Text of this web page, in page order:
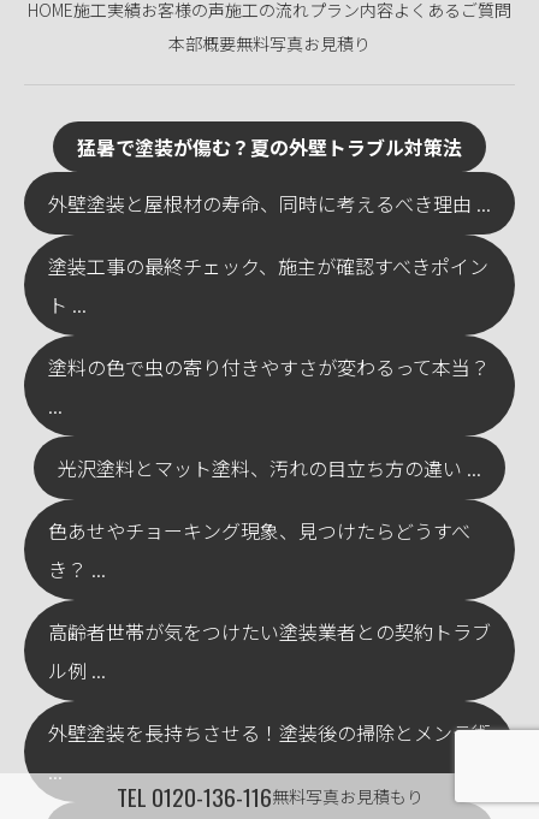
HOME施工実績お客様の声施工の流れプラン内容よくあるご質問
本部概要無料写真お見積り
猛暑で塗装が傷む？夏の外壁トラブル対策法
外壁塗装と屋根材の寿命、同時に考えるべき理由 ...
塗装工事の最終チェック、施主が確認すべきポイン
ト ...
塗料の色で虫の寄り付きやすさが変わるって本当？
...
光沢塗料とマット塗料、汚れの目立ち方の違い ...
色あせやチョーキング現象、見つけたらどうすべ
き？ ...
高齢者世帯が気をつけたい塗装業者との契約トラブ
ル例 ...
外壁塗装を長持ちさせる！塗装後の掃除とメンテ術
...
TEL 0120-136-116無料写真お見積もり